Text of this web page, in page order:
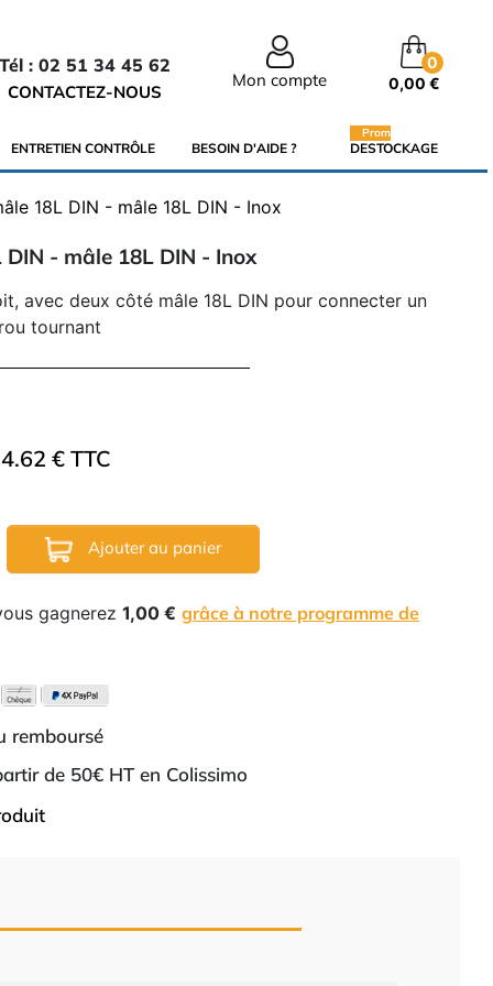
Tél : 02 51 34 45 62
CONTACTEZ-NOUS
Mon compte
0
0,00 €
ENTRETIEN CONTRÔLE BESOIN D'AIDE ? DESTOCKAGE
Promo
18L DIN - mâle 18L DIN - Inox
- mâle 18L DIN - Inox
avec deux côté mâle 18L DIN pour connecter un
tournant
€ TTC
Ajouter au panier
gagnerez 1,00 € grâce à notre programme de
remboursé
de 50€ HT en Colissimo